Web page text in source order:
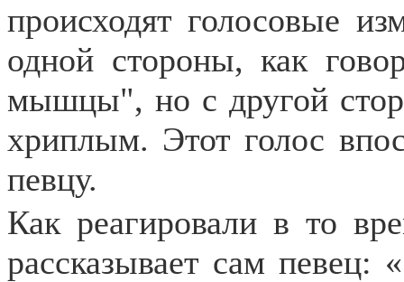
происходят голосовые
одной стороны, как
мышцы", но с другой
хриплым. Этот голос
певцу.
Как реагировали в то
рассказывает сам